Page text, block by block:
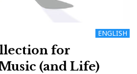
ENGLISH
for
(and Life)